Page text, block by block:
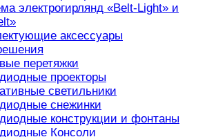
электрогирлянд «Belt-Light» и
аксессуары
перетяжки
проекторы
светильники
снежинки
конструкции и фонтаны
Консоли